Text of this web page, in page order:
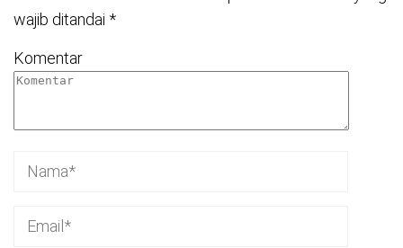
wajib ditandai *
Komentar